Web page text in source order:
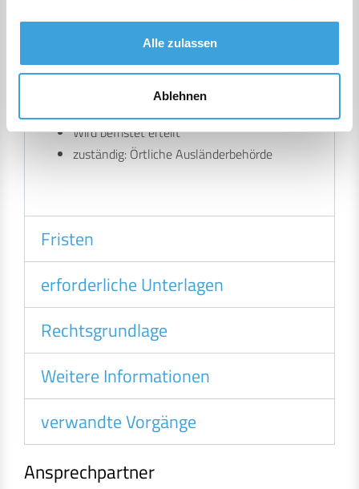
Alle zulassen
Ablehnen
Aufenthaltserlaubnis zum Zweck der
ErwerbstätigkeitVerlängerung zur Ausübung
Wird befristet erteilt
zuständig: Örtliche Ausländerbehörde
Fristen
erforderliche Unterlagen
Rechtsgrundlage
Weitere Informationen
verwandte Vorgänge
Ansprechpartner